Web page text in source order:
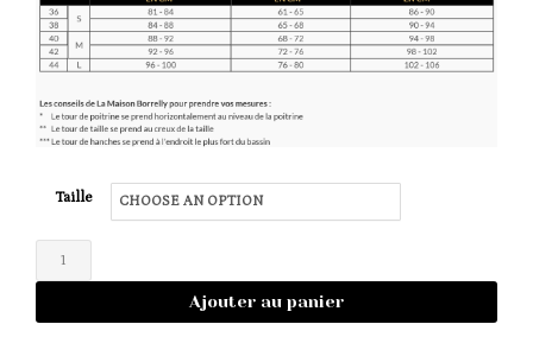
Taille
JUPE
-
SECRET
Ajouter au panier